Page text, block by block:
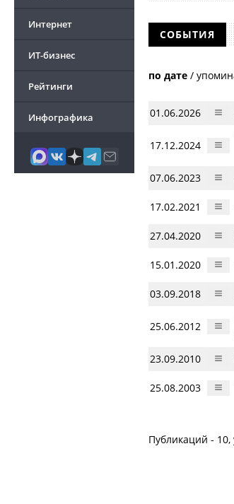
Интернет
ИТ-бизнес
Рейтинги
Инфографика
СОБЫТИЯ
по дате /
01.06.2026
17.12.2024
07.06.2023
17.02.2021
27.04.2020
15.01.2020
03.09.2018
25.06.2012
23.09.2010
25.08.2003
Публикаций -